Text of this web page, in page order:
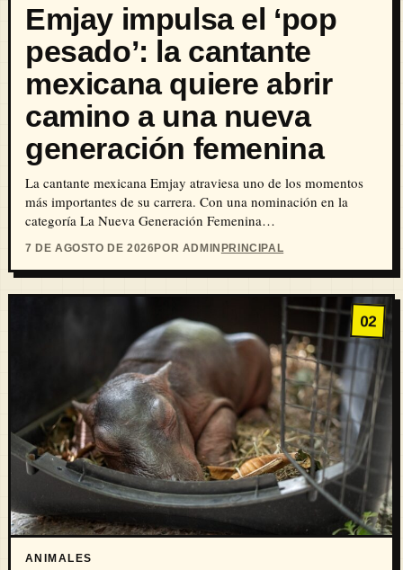
Emjay impulsa el ‘pop
pesado’: la cantante
mexicana quiere abrir
camino a una nueva
generación femenina
La cantante mexicana Emjay atraviesa uno de los momentos
más importantes de su carrera. Con una nominación en la
categoría La Nueva Generación Femenina…
7 DE AGOSTO DE 2026POR ADMINPRINCIPAL
02
ANIMALES